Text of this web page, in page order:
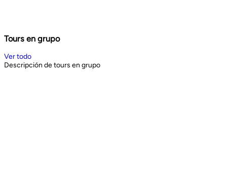
Tours en grupo
Ver todo
Descripción de tours en grupo